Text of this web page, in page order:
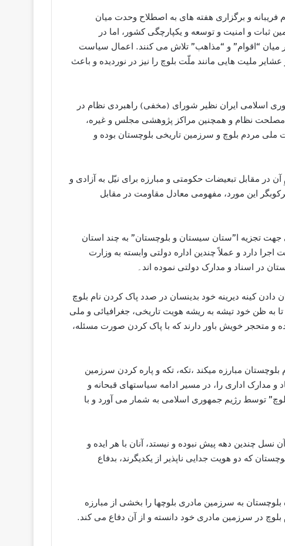
و برگزاری هفته های به اصطلاح وحدت ميان
ثبات و امنيت و توسعه و يکپارچگی کشور، اما در
ميان “اقوام” و “مذاهب” تلاش می کنند. اعمال سياست
مليت هایی مانند ملّت بلوچ را نيز در نورديده و باعث
اسلامی ايران نظیر شورای (مخفی) راهبردی نظام در
مصلحت نظام و همچنين مراکز پژوهشی مجلس و غیره،
مردم بلوچ و سرزمین تاریخی بلوچستان بوده و
در مقابل تبعيضات حکومتی و مبارزه برای نیّل به آزادی و
این مورد، مفهومی معادل مقاومت در مقابل
تجزيه ا”ستان سيستان و بلوچستان” به چند استان
دارد و عملاً چندين اداره دولتی وابسته به وزارت
در اسناد و مدارک دولتی نموده اند۔
کينه ديرينه خود بدينسان در صدد پاک کردن نام بلوچ
به ظن خود تیشه به ریشه هویت تاريخی، جغرافیائی و ملی
و متحجر خويش باور دارند که با پاک کردن صورت مسئله،
مبارزه میکند ،تکه، تکه و پاره کردن سرزمین
مدارک اداری را، در مسیر ادامه سياستهای قبحانه و
توسط رژیم جمهوری اسلامی به شمار می آورد و با
نسل چندين دهه پيش نبوده و نیستد، آنان با هر ايده و
که دو هويت جدايی ناپذير از يکديگرند، بدفاع
به سرزمین مادری بلوچها را بخشی از مبارزه
در سرزمین مادری خود دانسته و از آن دفاع می کند.